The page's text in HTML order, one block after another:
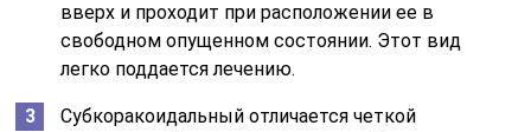
вверх и проходит при расположении ее в
свободном опущенном состоянии. Этот вид
легко поддается лечению.
Субкоракоидальный отличается четкой